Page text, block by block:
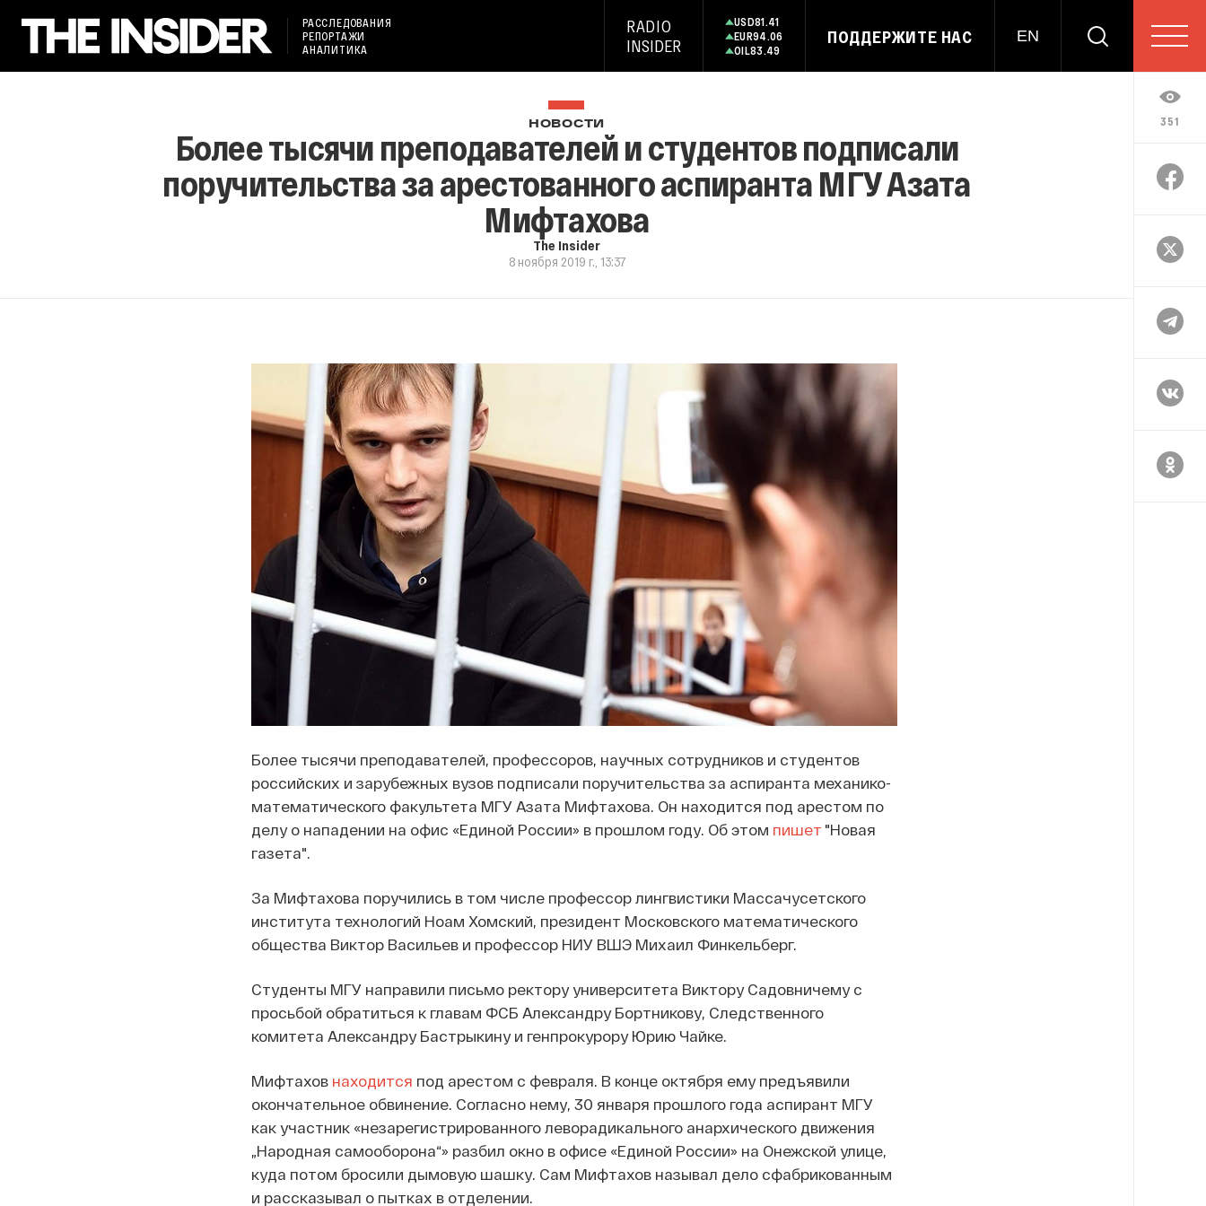
РАССЛЕДОВАНИЯ
РЕПОРТАЖИ
АНАЛИТИКА
RADIO
INSIDER
USD81.41
EUR94.06
OIL83.49
ПОДДЕРЖИТЕ НАС EN
351
НОВОСТИ
Более тысячи преподавателей и студентов подписали
поручительства за арестованного аспиранта МГУ Азата
Мифтахова
The Insider
8 ноября 2019 г., 13:37
Более тысячи преподавателей, профессоров, научных сотрудников и студентов
российских и зарубежных вузов подписали поручительства за аспиранта механико-
математического факультета МГУ Азата Мифтахова. Он находится под арестом по
делу о нападении на офис «Единой России» в прошлом году. Об этом пишет "Новая
газета".
За Мифтахова поручились в том числе профессор лингвистики Массачусетского
института технологий Ноам Хомский, президент Московского математического
общества Виктор Васильев и профессор НИУ ВШЭ Михаил Финкельберг.
Студенты МГУ направили письмо ректору университета Виктору Садовничему с
просьбой обратиться к главам ФСБ Александру Бортникову, Следственного
комитета Александру Бастрыкину и генпрокурору Юрию Чайке.
Мифтахов находится под арестом с февраля. В конце октября ему предъявили
окончательное обвинение. Согласно нему, 30 января прошлого года аспирант МГУ
как участник «незарегистрированного леворадикального анархического движения
„Народная самооборона“» разбил окно в офисе «Единой России» на Онежской улице,
куда потом бросили дымовую шашку. Сам Мифтахов называл дело сфабрикованным
и рассказывал о пытках в отделении.